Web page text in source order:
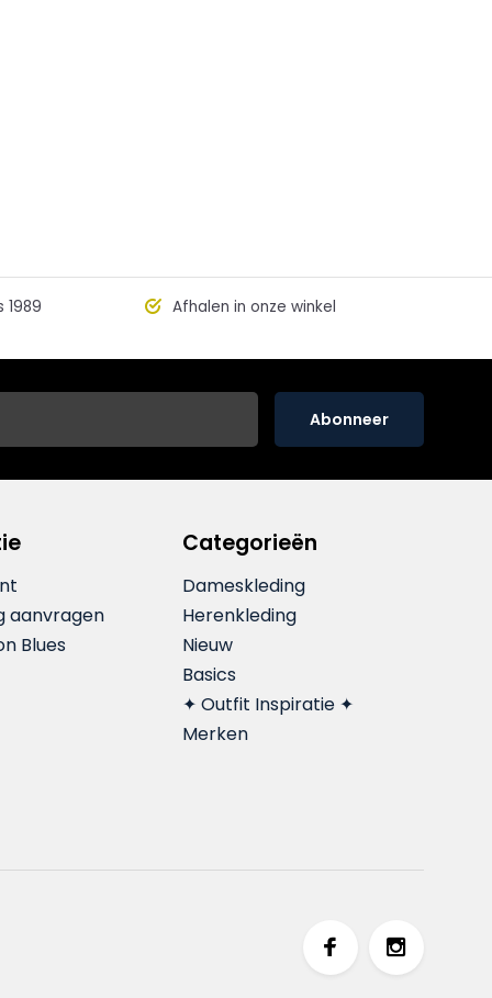
Afhalen in onze winkel
Abonneer
aanvragen
Blues
Categorieën
Dameskleding
Herenkleding
Nieuw
Basics
✦ Outfit Inspiratie ✦
Merken